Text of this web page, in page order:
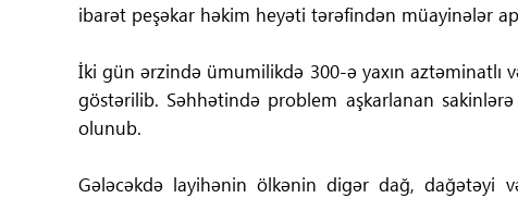
ibarət peşəkar həkim heyəti tərəfindən müayinələr
İki gün ərzində ümumilikdə 300-ə yaxın
göstərilib. Səhhətində problem aşkarlanan
olunub.
Gələcəkdə layihənin ölkənin digər dağ, dağətəyi